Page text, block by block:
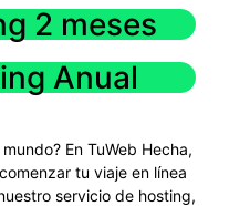
2 meses
Anual
En TuWeb Hecha,
tu viaje en línea
servicio de hosting,